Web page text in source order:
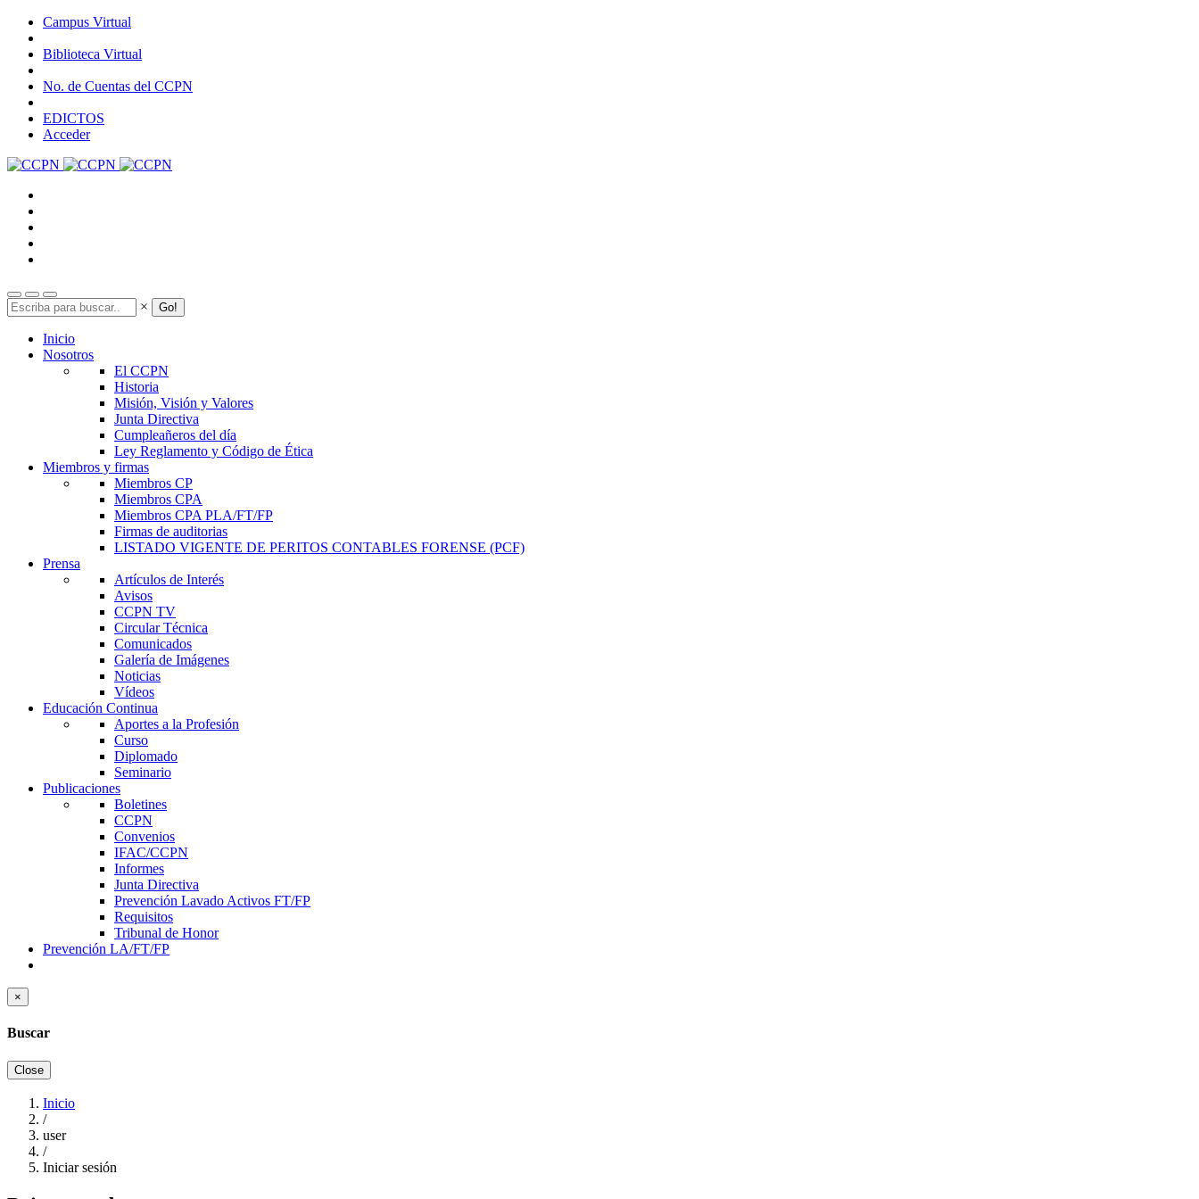
Pasar
contenido
principal
Campus Virtual
Biblioteca Virtual
No. de Cuentas del CCPN
EDICTOS
Acceder
Search ×
Inicio
Nosotros
El CCPN
Historia
Misión, Visión y Valores
Junta Directiva
Cumpleañeros del día
Ley Reglamento y Código de Ética
Miembros y firmas
Miembros CP
Miembros CPA
Miembros CPA PLA/FT/FP
Firmas de auditorias
LISTADO VIGENTE DE PERITOS CONTABLES FORENSE (PCF)
Prensa
Artículos de Interés
Avisos
CCPN TV
Circular Técnica
Comunicados
Galería de Imágenes
Noticias
Vídeos
Educación Continua
Aportes a la Profesión
Curso
Diplomado
Seminario
Publicaciones
Boletines
CCPN
Convenios
IFAC/CCPN
Informes
Junta Directiva
Prevención Lavado Activos FT/FP
Requisitos
Tribunal de Honor
Prevención LA/FT/FP
×
Buscar
Close
Sobrescribir
enlaces
Inicio
/
user
/
Iniciar sesión